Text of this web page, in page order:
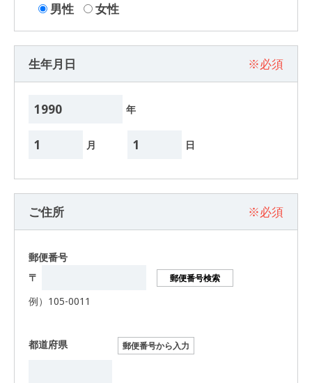
男性 女性
生年月日 ※必須
年
月 日
ご住所 ※必須
郵便番号
〒
郵便番号検索
例）105-0011
都道府県 郵便番号から入力